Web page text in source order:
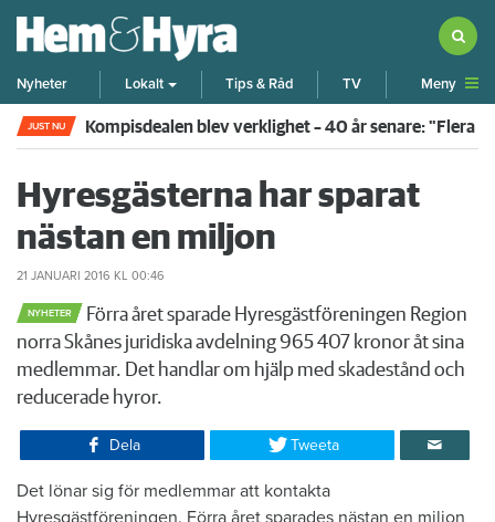
Nyheter Lokalt Tips & Råd TV Meny
JUST NU Kompisdealen blev verklighet – 40 år senare: "Flera
Hyresgästerna har sparat
nästan en miljon
21 JANUARI 2016 KL 00:46
NYHETER
Förra året sparade Hyresgästföreningen Region
norra Skånes juridiska avdelning 965 407 kronor åt sina
medlemmar. Det handlar om hjälp med skadestånd och
reducerade hyror.
Dela Tweeta
Det lönar sig för medlemmar att kontakta
Hyresgästföreningen. Förra året sparades nästan en miljon